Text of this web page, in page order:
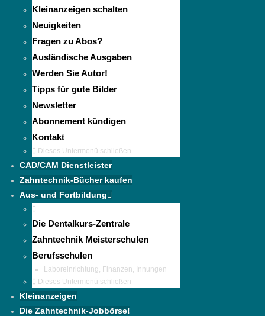
Kleinanzeigen schalten
Neuigkeiten
Fragen zu Abos?
Ausländische Ausgaben
Werden Sie Autor!
Tipps für gute Bilder
Newsletter
Abonnement kündigen
Kontakt
Dieses Untermenü schließen
CAD/CAM Dienstleister
Zahntechnik-Bücher kaufen
Aus- und Fortbildung
Die Dentalkurs-Zentrale
Zahntechnik Meisterschulen
Berufsschulen
Laboreinrichtung, Finanzen, Innungen
Dieses Untermenü schließen
Kleinanzeigen
Die Zahntechnik-Jobbörse!